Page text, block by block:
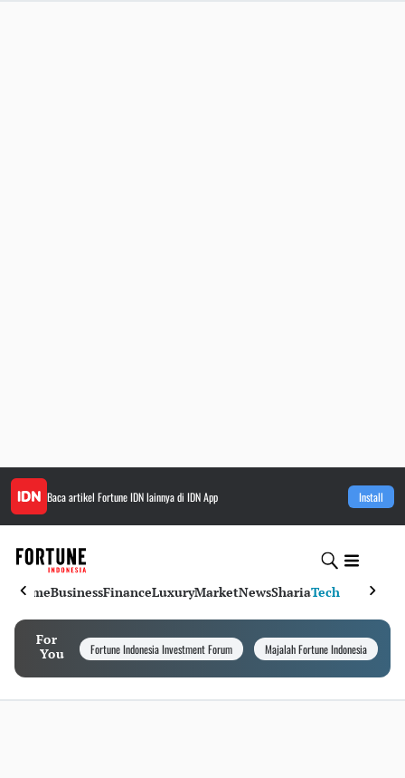
Baca artikel Fortune IDNlainnya di IDN App Install
HomeBusinessFinanceLuxuryMarketNewsShariaTech
For
You
Fortune Indonesia Investment Forum Majalah Fortune Indonesia